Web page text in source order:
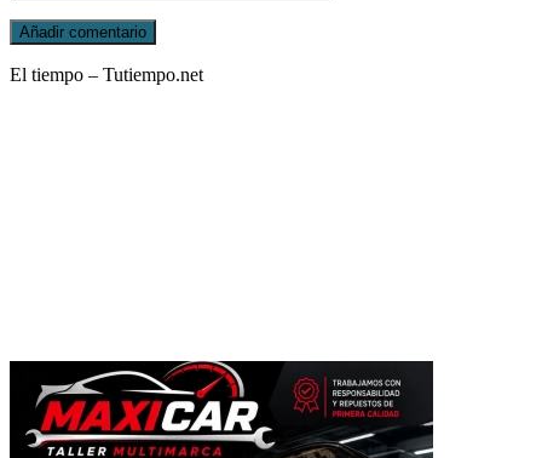
El tiempo – Tutiempo.net